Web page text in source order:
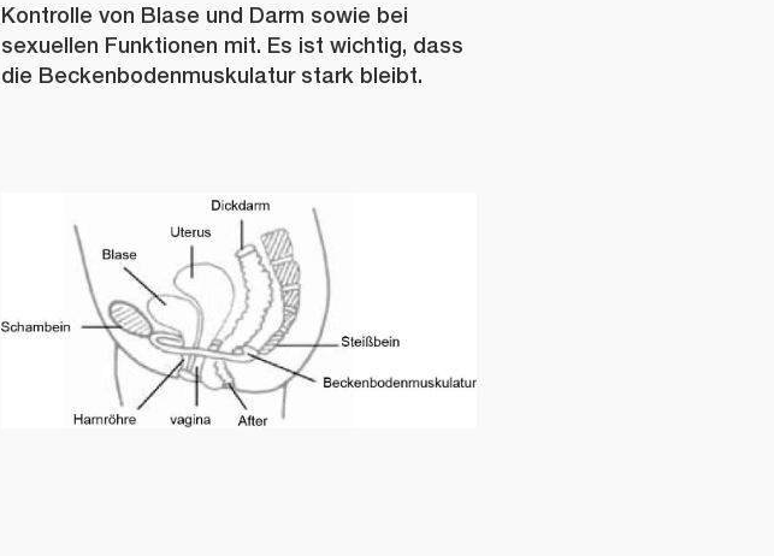
Kontrolle von Blase und Darm sowie bei
sexuellen Funktionen mit. Es ist wichtig, dass
die Beckenbodenmuskulatur stark bleibt.